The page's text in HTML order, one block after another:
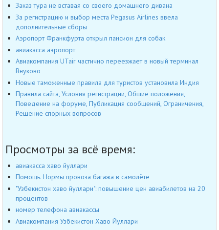
Заказ тура не вставая со своего домашнего дивана
За регистрацию и выбор места Pegasus Airlines ввела
дополнительные сборы
Аэропорт Франкфурта открыл пансион для собак
авиакасса аэропорт
Авиакомпания UTair частично переезжает в новый терминал
Внуково
Новые таможенные правила для туристов установила Индия
Правила сайта, Условия регистрации, Общие положения,
Поведение на форуме, Публикация сообщений, Ограничения,
Решение спорных вопросов
Просмотры за всё время:
авиакасса хаво йуллари
Помощь. Нормы провоза багажа в самолёте
"Узбекистон хаво йуллари": повышение цен авиабилетов на 20
процентов
номер телефона авиакассы
Авиакомпания Узбекистон Хаво Йуллари